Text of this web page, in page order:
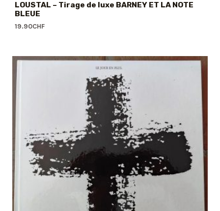
LOUSTAL – Tirage de luxe BARNEY ET LA NOTE
BLEUE
19.90CHF